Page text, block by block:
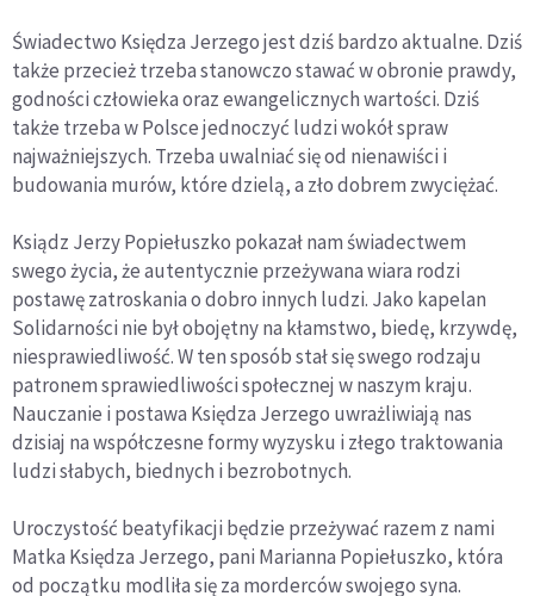
Świadectwo Księdza Jerzego jest dziś bardzo aktualne. Dziś
także przecież trzeba stanowczo stawać w obronie prawdy,
godności człowieka oraz ewangelicznych wartości. Dziś
także trzeba w Polsce jednoczyć ludzi wokół spraw
najważniejszych. Trzeba uwalniać się od nienawiści i
budowania murów, które dzielą, a zło dobrem zwyciężać.
Ksiądz Jerzy Popiełuszko pokazał nam świadectwem
swego życia, że autentycznie przeżywana wiara rodzi
postawę zatroskania o dobro innych ludzi. Jako kapelan
Solidarności nie był obojętny na kłamstwo, biedę, krzywdę,
niesprawiedliwość. W ten sposób stał się swego rodzaju
patronem sprawiedliwości społecznej w naszym kraju.
Nauczanie i postawa Księdza Jerzego uwrażliwiają nas
dzisiaj na współczesne formy wyzysku i złego traktowania
ludzi słabych, biednych i bezrobotnych.
Uroczystość beatyfikacji będzie przeżywać razem z nami
Matka Księdza Jerzego, pani Marianna Popiełuszko, która
od początku modliła się za morderców swojego syna.